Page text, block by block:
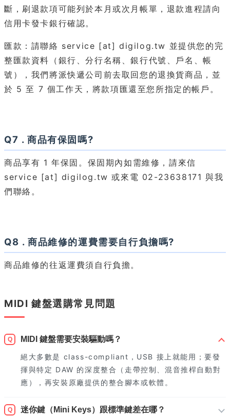
斷，刷退款項可能列於本月或次月帳單，退款進程請向
信用卡發卡銀行確認。
匯款：請聯絡 service [at] digilog.tw 並提供您的完
整匯款資料（銀行、分行名稱、銀行代號、戶名、帳
號），我們將派快遞公司前去取回您的退換貨商品，並
於 5 至 7 個工作天，將款項匯還至您所指定的帳戶。
Q7 . 商品有保固嗎?
商品享有 1 年保固。保固期內如需維修，請來信
service [at] digilog.tw 或來電 02-23638171 與我
們聯絡。
Q8 . 商品維修的運費需要自行負擔嗎?
商品維修的往返運費須自行負擔。
MIDI 鍵盤選購常見問題
Q
MIDI 鍵盤需要安裝驅動嗎？
絕大多數是 class-compliant，USB 接上就能用；要發
揮與特定 DAW 的深度整合（走帶控制、混音推桿自動對
應），再安裝原廠提供的整合腳本或軟體。
Q 迷你鍵（Mini Keys）跟標準鍵差在哪？